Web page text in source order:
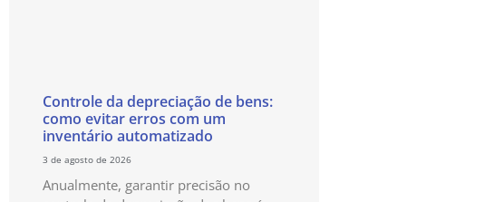
Controle da depreciação de bens:
como evitar erros com um
inventário automatizado
3 de agosto de 2026
Anualmente, garantir precisão no